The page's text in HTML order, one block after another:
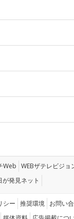
Web WEBザテレビジョ
が発見ネット
シー 推奨環境 お問い